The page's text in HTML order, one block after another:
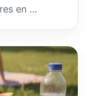
en …